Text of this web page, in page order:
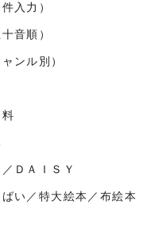
入力）
音順）
ンル別）
ＤＡＩＳＹ
い／特大絵本／布絵本